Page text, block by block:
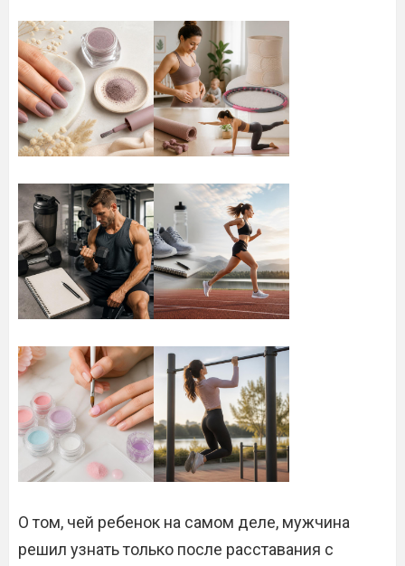
О том, чей ребенок на самом деле, мужчина
решил узнать только после расставания с